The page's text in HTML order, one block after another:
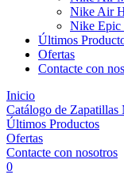
Nike Air
Nike Epic
Últimos
Ofertas
Contacte con
Inicio
Catálogo de Zapatillas
Últimos Productos
Ofertas
Contacte con nosotros
0